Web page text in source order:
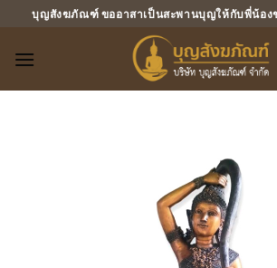
บุญสังฆภัณฑ์ ขออาสาเป็นสะพานบุญให้กับพี่น้อง